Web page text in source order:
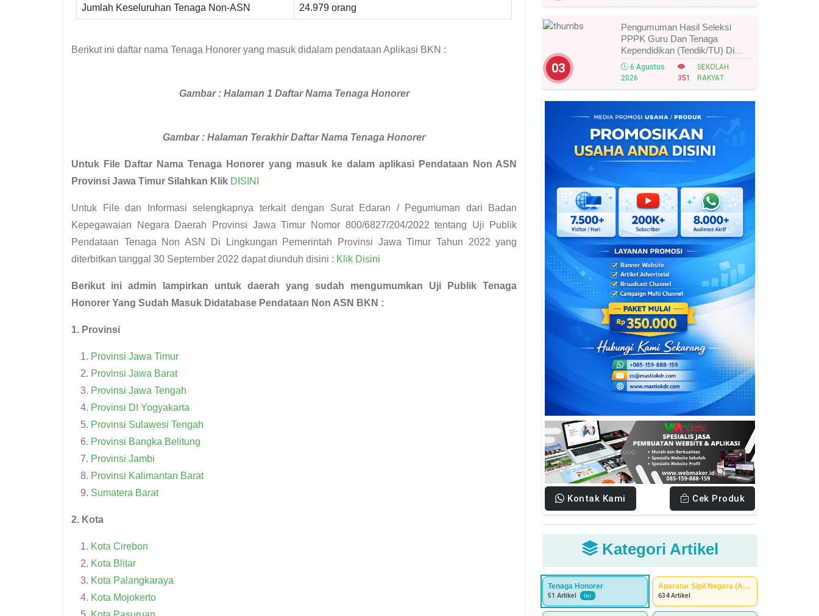
Jumlah Keseluruhan Tenaga Non-ASN 24.979 orang
Berikut ini daftar nama Tenaga Honorer yang masuk didalam pendataan Aplikasi BKN :
Gambar : Halaman 1 Daftar Nama Tenaga Honorer
Gambar : Halaman Terakhir Daftar Nama Tenaga Honorer
Untuk File Daftar Nama Tenaga Honorer yang masuk ke dalam aplikasi Pendataan Non ASN
Provinsi Jawa Timur Silahkan Klik DISINI
Untuk File dan Informasi selengkapnya terkait dengan Surat Edaran / Pegumuman dari Badan
Kepegawaian Negara Daerah Provinsi Jawa Timur Nomor 800/6827/204/2022 tentang Uji Publik
Pendataan Tenaga Non ASN Di Lingkungan Pemerintah Provinsi Jawa Timur Tahun 2022 yang
diterbitkan tanggal 30 September 2022 dapat diunduh disini : Klik Disini
Berikut ini admin lampirkan untuk daerah yang sudah mengumumkan Uji Publik Tenaga
Honorer Yang Sudah Masuk Didatabase Pendataan Non ASN BKN :
1. Provinsi
Provinsi Jawa Timur
Provinsi Jawa Barat
Provinsi Jawa Tengah
Provinsi DI Yogyakarta
Provinsi Sulawesi Tengah
Provinsi Bangka Belitung
Provinsi Jambi
Provinsi Kalimantan Barat
Sumatera Barat
2. Kota
Kota Cirebon
Kota Blitar
Kota Palangkaraya
Kota Mojokerto
03
Pengumuman Hasil Seleksi
PPPK Guru Dan Tenaga
Kependidikan (Tendik/TU) Di
Sekolah Rakyat Tahun 2026
Lingkungan Kementerian Sosial
6 Agustus
2026
351
SEKOLAH
RAKYAT
Kontak Kami Cek Produk
Kategori Artikel
Tenaga Honorer
51 Artikel Ini
Aparatur Sipil Negara (ASN)
634 Artikel